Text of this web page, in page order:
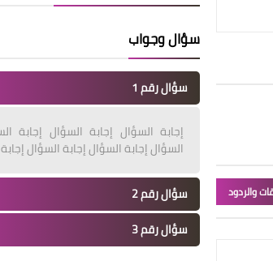
والردود
سؤال وجواب
سؤال رقم 1
إجابة السؤال إجابة السؤال إجابة
السؤال إجابة السؤال إجابة السؤال
سؤال رقم 2
سؤال رقم 3